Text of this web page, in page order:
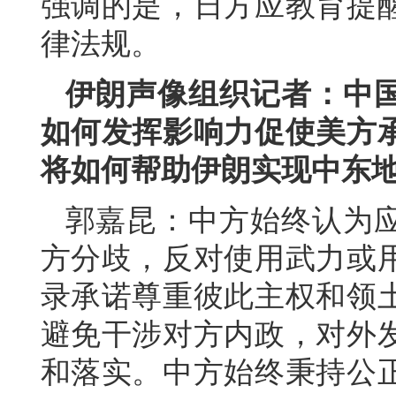
律法规。
伊朗声像组织记者：中
如何发挥影响力促使美方
将如何帮助伊朗实现中东
郭嘉昆：中方始终认为
方分歧，反对使用武力或
录承诺尊重彼此主权和领
避免干涉对方内政，对外
和落实。中方始终秉持公